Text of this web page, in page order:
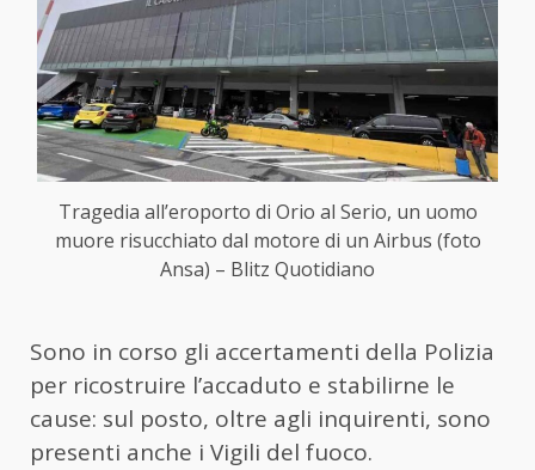
Tragedia all’eroporto di Orio al Serio, un uomo
muore risucchiato dal motore di un Airbus (foto
Ansa) – Blitz Quotidiano
Sono in corso gli accertamenti della Polizia
per ricostruire l’accaduto e stabilirne le
cause: sul posto, oltre agli inquirenti, sono
presenti anche i Vigili del fuoco.